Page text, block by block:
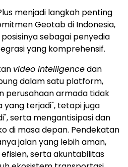
menjadi langkah penting
Geotab di Indonesia,
sebagai penyedia
yang komprehensif.
video intelligencedan
dalam satu platform,
perusahaan armada tidak
yang terjadi", tetapi juga
serta mengantisipasi dan
di masa depan. Pendekatan
jalan yang lebih aman,
serta akuntabilitas